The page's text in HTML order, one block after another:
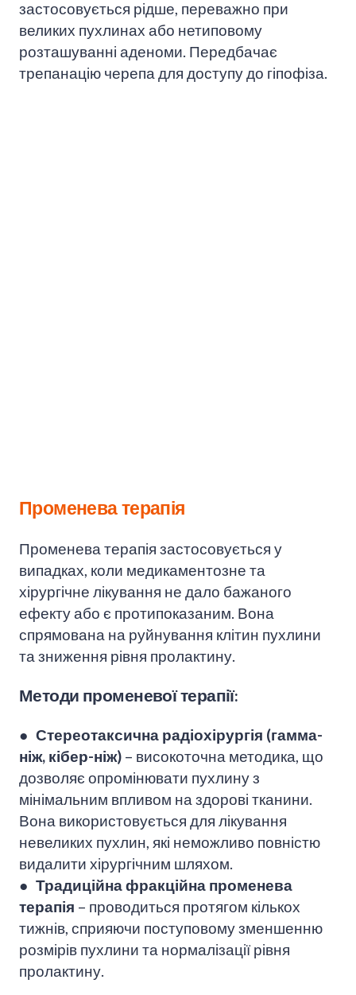
застосовується рідше, переважно при
великих пухлинах або нетиповому
розташуванні аденоми. Передбачає
трепанацію черепа для доступу до гіпофіза.
Променева терапія
Променева терапія застосовується у
випадках, коли медикаментозне та
хірургічне лікування не дало бажаного
ефекту або є протипоказаним. Вона
спрямована на руйнування клітин пухлини
та зниження рівня пролактину.
Методи променевої терапії:
● Стереотаксична радіохірургія (гамма-
ніж, кібер-ніж) – високоточна методика, що
дозволяє опромінювати пухлину з
мінімальним впливом на здорові тканини.
Вона використовується для лікування
невеликих пухлин, які неможливо повністю
видалити хірургічним шляхом.
● Традиційна фракційна променева
терапія – проводиться протягом кількох
тижнів, сприяючи поступовому зменшенню
розмірів пухлини та нормалізації рівня
пролактину.